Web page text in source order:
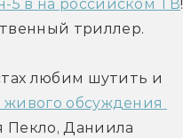
5 в на российском ТВ!
триллер.
любим шутить и
живого обсуждения
Пекло, Даниила